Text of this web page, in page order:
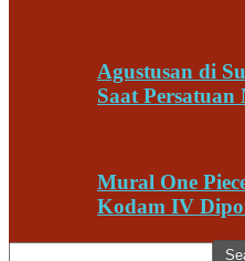
Agustusan di
Saat
Mural One
Kodam IV